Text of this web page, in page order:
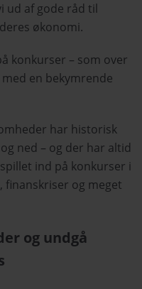
ud af gode råd til
økonomi.
konkurser – som over
en bekymrende
har historisk
ned – og der har altid
ind på konkurser i
og meget
og undgå